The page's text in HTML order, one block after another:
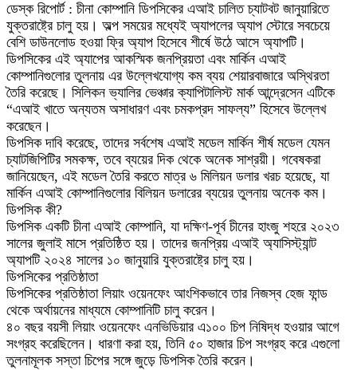
ডেস্ক রিপোর্ট : চীনা কোম্পানি ডিপসিকের এআই চালিত চ্যাটবট জানুয়ারিতে
যুক্তরাষ্ট্রে চালু হয়। অল্প সময়ের মধ্যেই অ্যাপলের অ্যাপ স্টোরে সবচেয়ে
বেশি ডাউনলোড হওয়া ফ্রি অ্যাপ হিসেবে শীর্ষে উঠে আসে অ্যাপটি।
ডিপসিকের এই অ্যাপের আকস্মিক জনপ্রিয়তা এবং মার্কিন এআই
কোম্পানিগুলোর তুলনায় এর উল্লেখযোগ্য কম ব্যয় শেয়ারবাজারে অস্থিরতা
তৈরি করেছে। সিলিকন ভ্যালির ভেঞ্চার ক্যাপিটালিস্ট মার্ক আন্দ্রেসেন এটিকে
“এআই খাতে অন্যতম অসাধারণ এবং চমকপ্রদ সাফল্য” হিসেবে উল্লেখ
করেছেন।
ডিপসিক দাবি করেছে, তাদের সর্বশেষ এআই মডেল মার্কিন শীর্ষ মডেল যেমন
চ্যাটজিপিটির সমকক্ষ, তবে ব্যয়ের দিক থেকে অনেক সাশ্রয়ী। গবেষকরা
জানিয়েছেন, এই মডেল তৈরি করতে মাত্র ৬ মিলিয়ন ডলার খরচ হয়েছে, যা
মার্কিন এআই কোম্পানিগুলোর বিলিয়ন ডলারের ব্যয়ের তুলনায় অনেক কম।
ডিপসিক কী?
ডিপসিক একটি চীনা এআই কোম্পানি, যা দক্ষিণ-পূর্ব চীনের হাংজু শহরে ২০২৩
সালের জুলাই মাসে প্রতিষ্ঠিত হয়। তাদের জনপ্রিয় এআই অ্যাসিস্ট্যান্ট
অ্যাপটি ২০২৪ সালের ১০ জানুয়ারি যুক্তরাষ্ট্রে চালু হয়।
ডিপসিকের প্রতিষ্ঠাতা
ডিপসিকের প্রতিষ্ঠাতা লিয়াং ওয়েনফেং আংশিকভাবে তার নিজস্ব হেজ ফান্ড
থেকে অর্থায়নের মাধ্যমে কোম্পানিটি চালু করেন।
৪০ বছর বয়সী লিয়াং ওয়েনফেং এনভিডিয়ার এ১০০ চিপ নিষিদ্ধ হওয়ার আগে
সংগ্রহ করেছিলেন। ধারণা করা হয়, তিনি ৫০ হাজার চিপ সংগ্রহ করে এগুলো
তুলনামূলক সস্তা চিপের সঙ্গে জুড়ে ডিপসিক তৈরি করেন।